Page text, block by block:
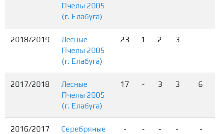
Пчелы 2005
(г. Елабуга)
2018/2019
Лесные
Пчелы 2005
(г. Елабуга)
23 1 2 3 -
2017/2018
Лесные
Пчелы 2005
(г. Елабуга)
17 - 3 3 6
2016/2017
Серебряные
- - - - -